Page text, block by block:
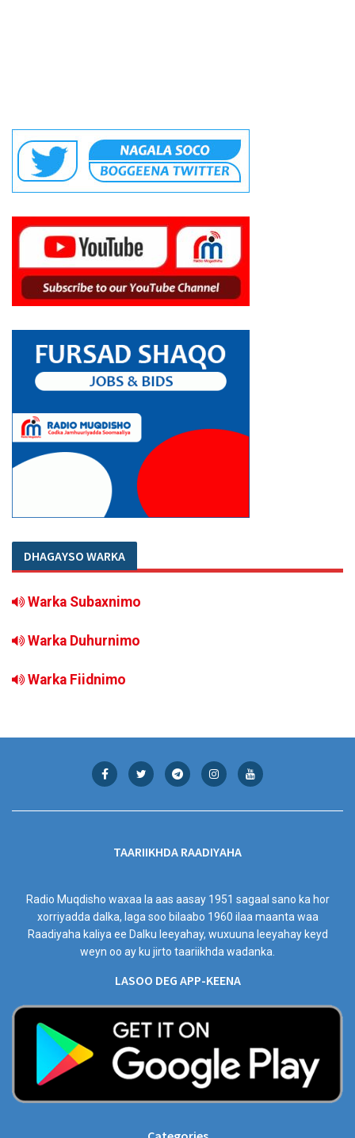
DHAGAYSO WARKA
Warka Subaxnimo
Warka Duhurnimo
Warka Fiidnimo
TAARIIKHDA RAADIYAHA
Radio Muqdisho waxaa la aas aasay 1951 sagaal sano ka hor
xorriyadda dalka, laga soo bilaabo 1960 ilaa maanta waa
Raadiyaha kaliya ee Dalku leeyahay, wuxuuna leeyahay keyd
weyn oo ay ku jirto taariikhda wadanka.
LASOO DEG APP-KEENA